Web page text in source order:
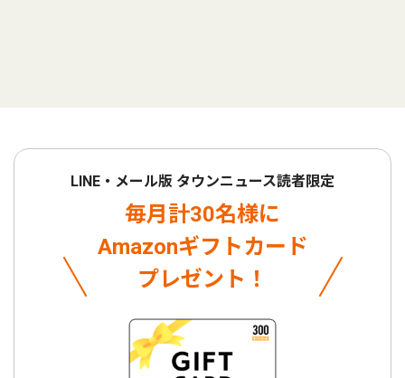
LINE・メール版 タウンニュース読者限定
毎月計30名様に
Amazonギフトカード
プレゼント！